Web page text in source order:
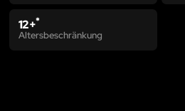
12+*
Altersbeschränkung